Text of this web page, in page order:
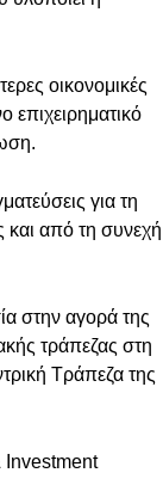
οικονομικές
για τη
από τη συνεχή
στην αγορά της
τράπεζας στη
Τράπεζα της
Investment